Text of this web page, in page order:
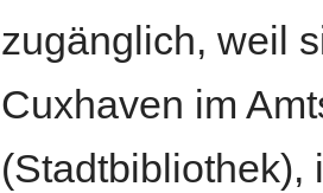
zugänglich, weil
Cuxhaven im
(Stadtbibliothek),